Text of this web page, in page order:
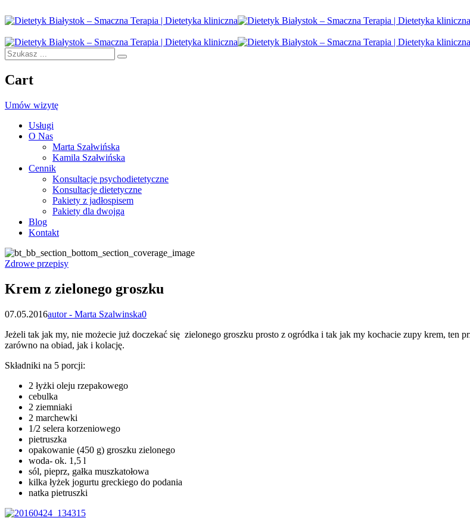
Cart
Umów wizytę
Usługi
O Nas
Marta Szałwińska
Kamila Szałwińska
Cennik
Konsultacje psychodietetyczne
Konsultacje dietetyczne
Pakiety z jadłospisem
Pakiety dla dwojga
Blog
Kontakt
Zdrowe przepisy
Krem z zielonego groszku
07.05.2016autor - Marta Szalwinska0
Jeżeli tak jak my, nie możecie już doczekać się zielonego groszku prosto z ogródka i tak jak my kochacie zupy krem, ten
zarówno na obiad, jak i kolację.
Składniki na 5 porcji:
2 łyżki oleju rzepakowego
cebulka
2 ziemniaki
2 marchewki
1/2 selera korzeniowego
pietruszka
opakowanie (450 g) groszku zielonego
woda- ok. 1,5 l
sól, pieprz, gałka muszkatołowa
kilka łyżek jogurtu greckiego do podania
natka pietruszki